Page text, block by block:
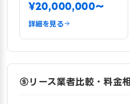
¥20,000,000〜
詳細を見る
リース業者比較・料金